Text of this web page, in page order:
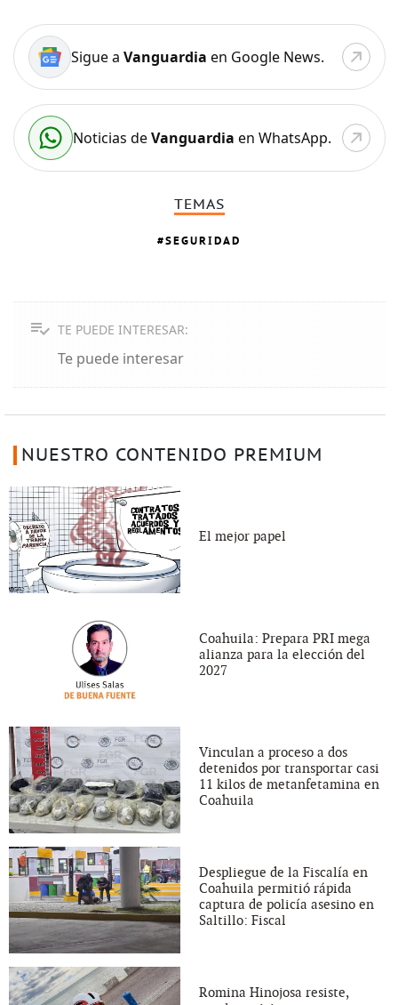
Sigue a Vanguardia en Google News.
Noticias deVanguardia en WhatsApp.
TEMAS
SEGURIDAD
TE PUEDE INTERESAR:
Te puede interesar
NUESTRO CONTENIDO PREMIUM
El mejor papel
Coahuila: Prepara PRI mega
alianza para la elección del
2027
Vinculan a proceso a dos
detenidos por transportar casi
11 kilos de metanfetamina en
Coahuila
Despliegue de la Fiscalía en
Coahuila permitió rápida
captura de policía asesino en
Saltillo: Fiscal
Romina Hinojosa resiste,